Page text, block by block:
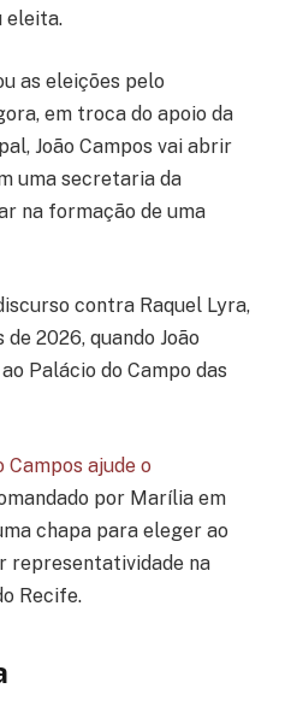
eleita.
as eleições pelo
em troca do apoio da
João Campos vai abrir
uma secretaria da
na formação de uma
contra Raquel Lyra,
2026, quando João
Palácio do Campo das
Campos ajude o
por Marília em
chapa para eleger ao
representatividade na
Recife.